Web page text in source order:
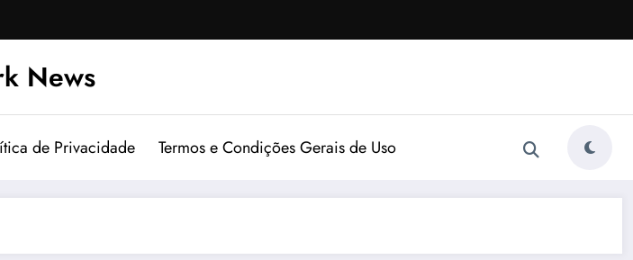
News
de Privacidade Termos e Condições Gerais de Uso